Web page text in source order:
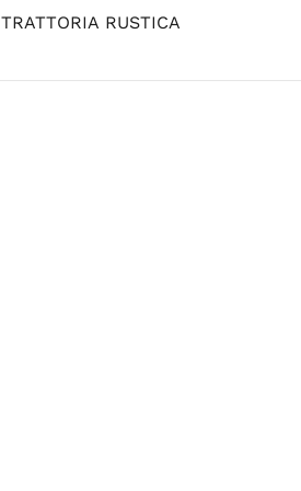
TRATTORIA RUSTICA